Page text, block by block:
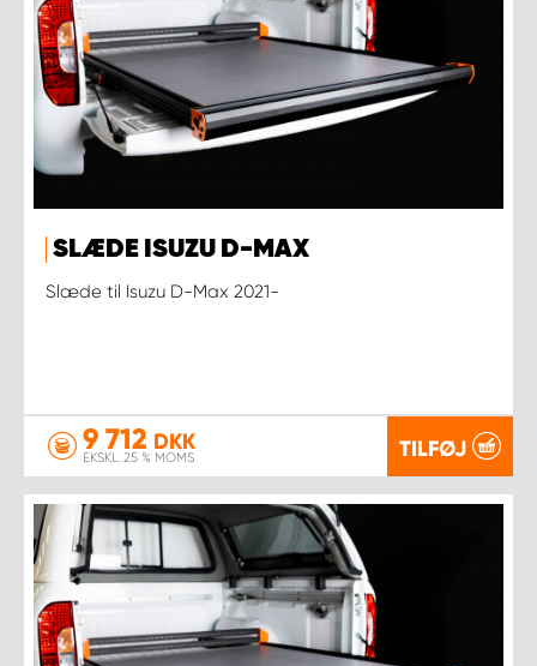
SLÆDE ISUZU D-MAX
Slæde til Isuzu D-Max 2021-
9 712 DKK
EKSKL. 25 % MOMS TILFØJ